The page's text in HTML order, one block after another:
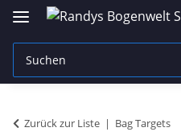
Zurück zur Liste Bag Targets